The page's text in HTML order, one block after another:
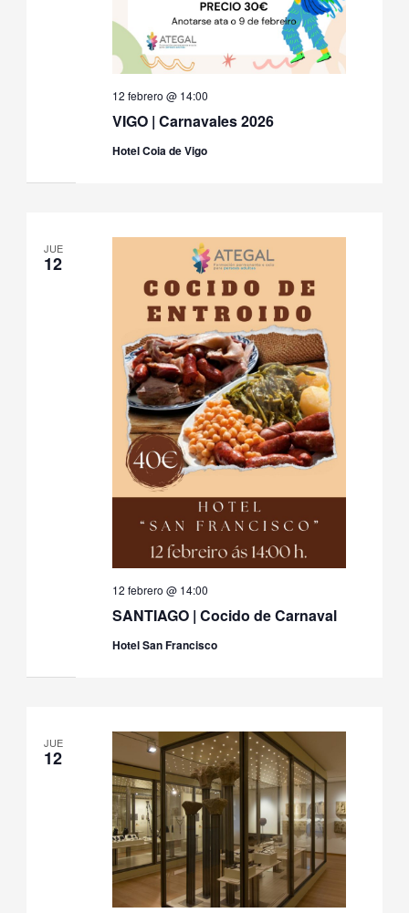
VIGO | Carnavales 2026
12 febrero @ 14:00
Hotel Coia de Vigo
JUE
12
SANTIAGO | Cocido de Carnaval
12 febrero @ 14:00
Hotel San Francisco
JUE
12